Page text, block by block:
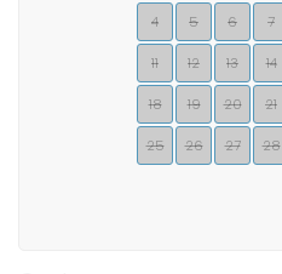
4 5 6 7
11 12 13 14
18 19 20 21
25 26 27 28